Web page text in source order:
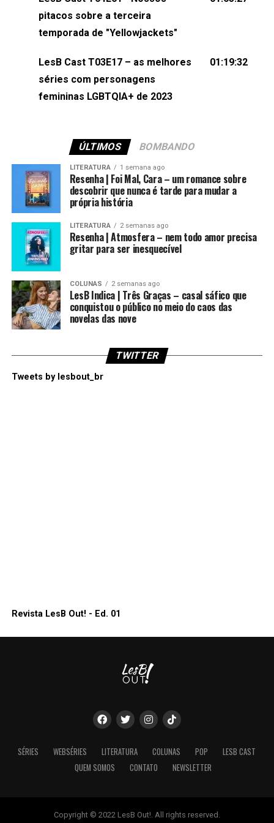
(⁠⁠⁠⁠@brunarfentanes⁠⁠⁠⁠) e Pollyelly FlorêncioEdição de
Naiady Machado
pitacos sobre a terceira
temporada de "Yellowjackets"
LesB Cast T03E17 – as melhores
séries com personagens
femininas LGBTQIA+ de 2023
01:19:32
ÚLTIMOS BOMBANDO
LITERATURA 1 semana ago
Resenha | Foi Mal, Cara – um romance sobre
descobrir que nunca é tarde para mudar a
própria história
LITERATURA 2 semanas ago
Resenha | Atmosfera – nem todo amor precisa
gritar para ser inesquecível
COLUNAS 2 semanas ago
LesB Indica | Três Graças – casal sáfico que
conquistou o público no meio do caos das
novelas das nove
TWITTER
Tweets by lesbout_br
Revista LesB Out! - Ed. 01
SÉRIES WEBSÉRIES LITERATURA COLUNAS POP
LESB CAST
QUEM SOMOS
CONTATO NEWSLETTER
Copyright © 2022 LesB Out!. All rights reserved.